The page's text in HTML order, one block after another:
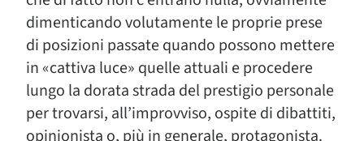
dimenticando volutamente le proprie prese
di posizioni passate quando possono mettere
in «cattiva luce» quelle attuali e procedere
lungo la dorata strada del prestigio personale
per trovarsi, all’improvviso, ospite di dibattiti,
opinionista o, più in generale, protagonista.